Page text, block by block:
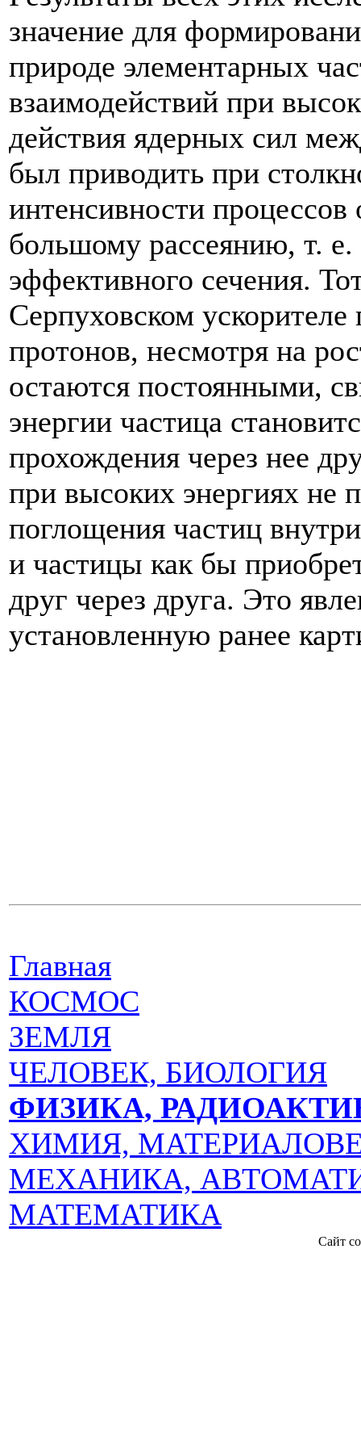
значение для
природе элементарных
взаимодействий при
действия ядерных сил
был приводить при
интенсивности процессов
большому рассеянию, т.
эффективного сечения.
Серпуховском
протонов, несмотря на
остаются постоянными,
энергии частица
прохождения через нее
при высоких энергиях не
поглощения частиц
и частицы как бы
друг через друга. Это
установленную ранее
Главная
КОСМОС
ЗЕМЛЯ
ЧЕЛОВЕК, БИОЛОГИЯ
ФИЗИКА,
ХИМИЯ,
МЕХАНИКА,
МАТЕМАТИКА
Сайт